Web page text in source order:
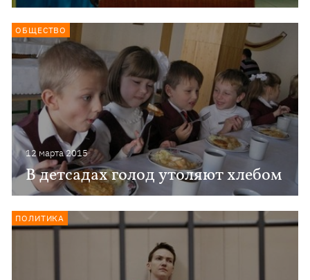
12 марта 2015
В детсадах голод утоляют хлебом
ОБЩЕСТВО
ПОЛИТИКА